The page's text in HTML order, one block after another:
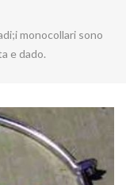
monocollari sono
e dado.